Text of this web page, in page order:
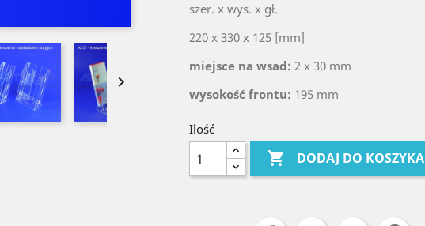

szer. x wys. x gł.
220 x 330 x 125 [mm]
miejsce na wsad: 2 x 30 mm
wysokość frontu: 195 mm
Ilość
 DODAJ DO KOSZYKA